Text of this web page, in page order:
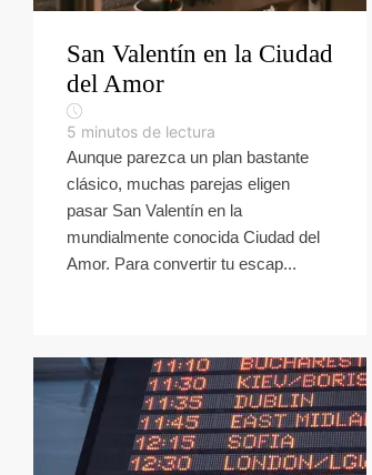
San Valentín en la Ciudad
del Amor
5 minutos de lectura
Aunque parezca un plan bastante
clásico, muchas parejas eligen
pasar San Valentín en la
mundialmente conocida Ciudad del
Amor. Para convertir tu escap...